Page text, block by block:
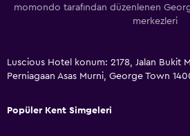
momondo tarafından düzenlenen
merkezleri
Luscious Hotel konum: 2178, Jalan Bukit
Perniagaan Asas Murni, George Town
Popüler Kent Simgeleri